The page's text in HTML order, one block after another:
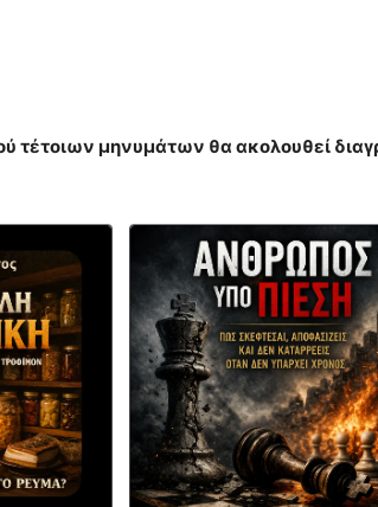
τέτοιων μηνυμάτων θα ακολουθεί